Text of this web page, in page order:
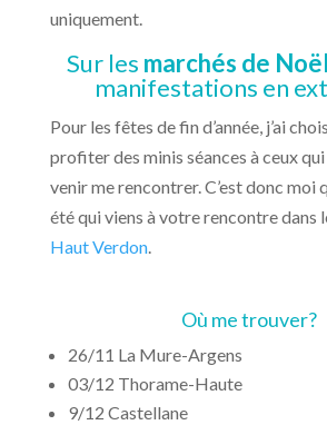
uniquement.
Sur les marchés de Noël
manifestations en
Pour les fêtes de fin d’année, j’ai
profiter des minis séances à ceux
venir me rencontrer. C’est donc moi
été qui viens à votre rencontre dans
Haut Verdon.
Où me trouver?
26/11 La Mure-Argens
03/12 Thorame-Haute
9/12 Castellane